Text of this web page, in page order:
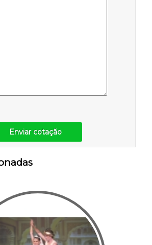
Enviar cotação